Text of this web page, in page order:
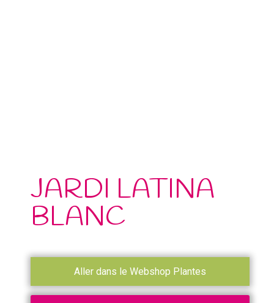
JARDI LATINA
BLANC
Aller dans le Webshop Plantes